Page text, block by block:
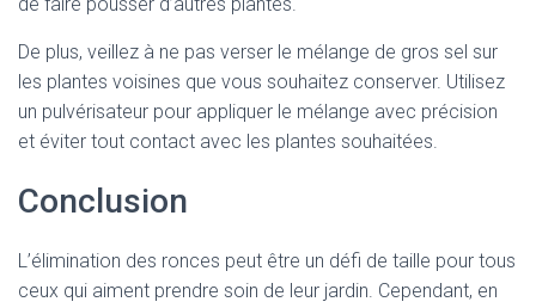
De plus, veillez à ne pas verser le mélange de gros sel sur
les plantes voisines que vous souhaitez conserver. Utilisez
un pulvérisateur pour appliquer le mélange avec précision
et éviter tout contact avec les plantes souhaitées.
Conclusion
L’élimination des ronces peut être un défi de taille pour tous
ceux qui aiment prendre soin de leur jardin. Cependant, en